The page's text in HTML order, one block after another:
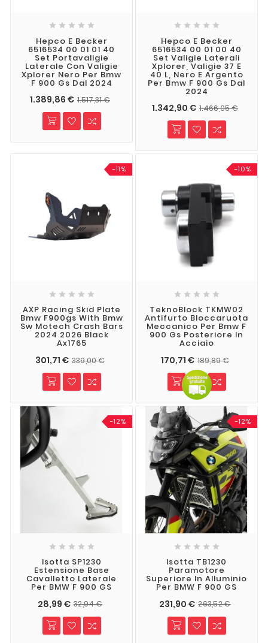
    
Hepco E Becker
6516534 00 01 01 40
Set Portavaligie
Laterale Con Valigie
Xplorer Nero Per Bmw
F 900 Gs Dal 2024
1.389,86 € 1.517,31 €
    
Hepco E Becker
6516534 00 01 00 40
Set Valigie Laterali
Xplorer, Valigie 37 E
40 L, Nero E Argento
Per Bmw F 900 Gs Dal
2024
1.342,90 € 1.466,05 €
-11%
    
AXP Racing Skid Plate
Bmw F900gs With Bmw
Sw Motech Crash Bars
2024 2026 Black
Ax1765
301,71 € 339,00 €
-10%
    
TeknoBlock TKMW02
Antifurto Bloccaruota
Meccanico Per Bmw F
900 Gs Posteriore In
Acciaio
170,71 € 189,89 €
-12%
    
Isotta SP1230
Estensione Base
Cavalletto Laterale
Per BMW F 900 GS
28,99 € 32,94 €
-12%
    
Isotta TB1230
Paramotore
Superiore In Alluminio
Per BMW F 900 GS
231,90 € 263,52 €